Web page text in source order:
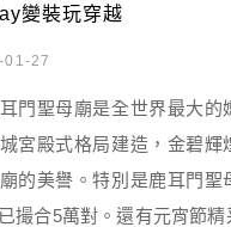
變裝玩穿越
01-27
門聖母廟是全世界最大的
宮殿式格局建造，金碧輝
的美譽。特別是鹿耳門聖
撮合5萬對。還有元宵節精